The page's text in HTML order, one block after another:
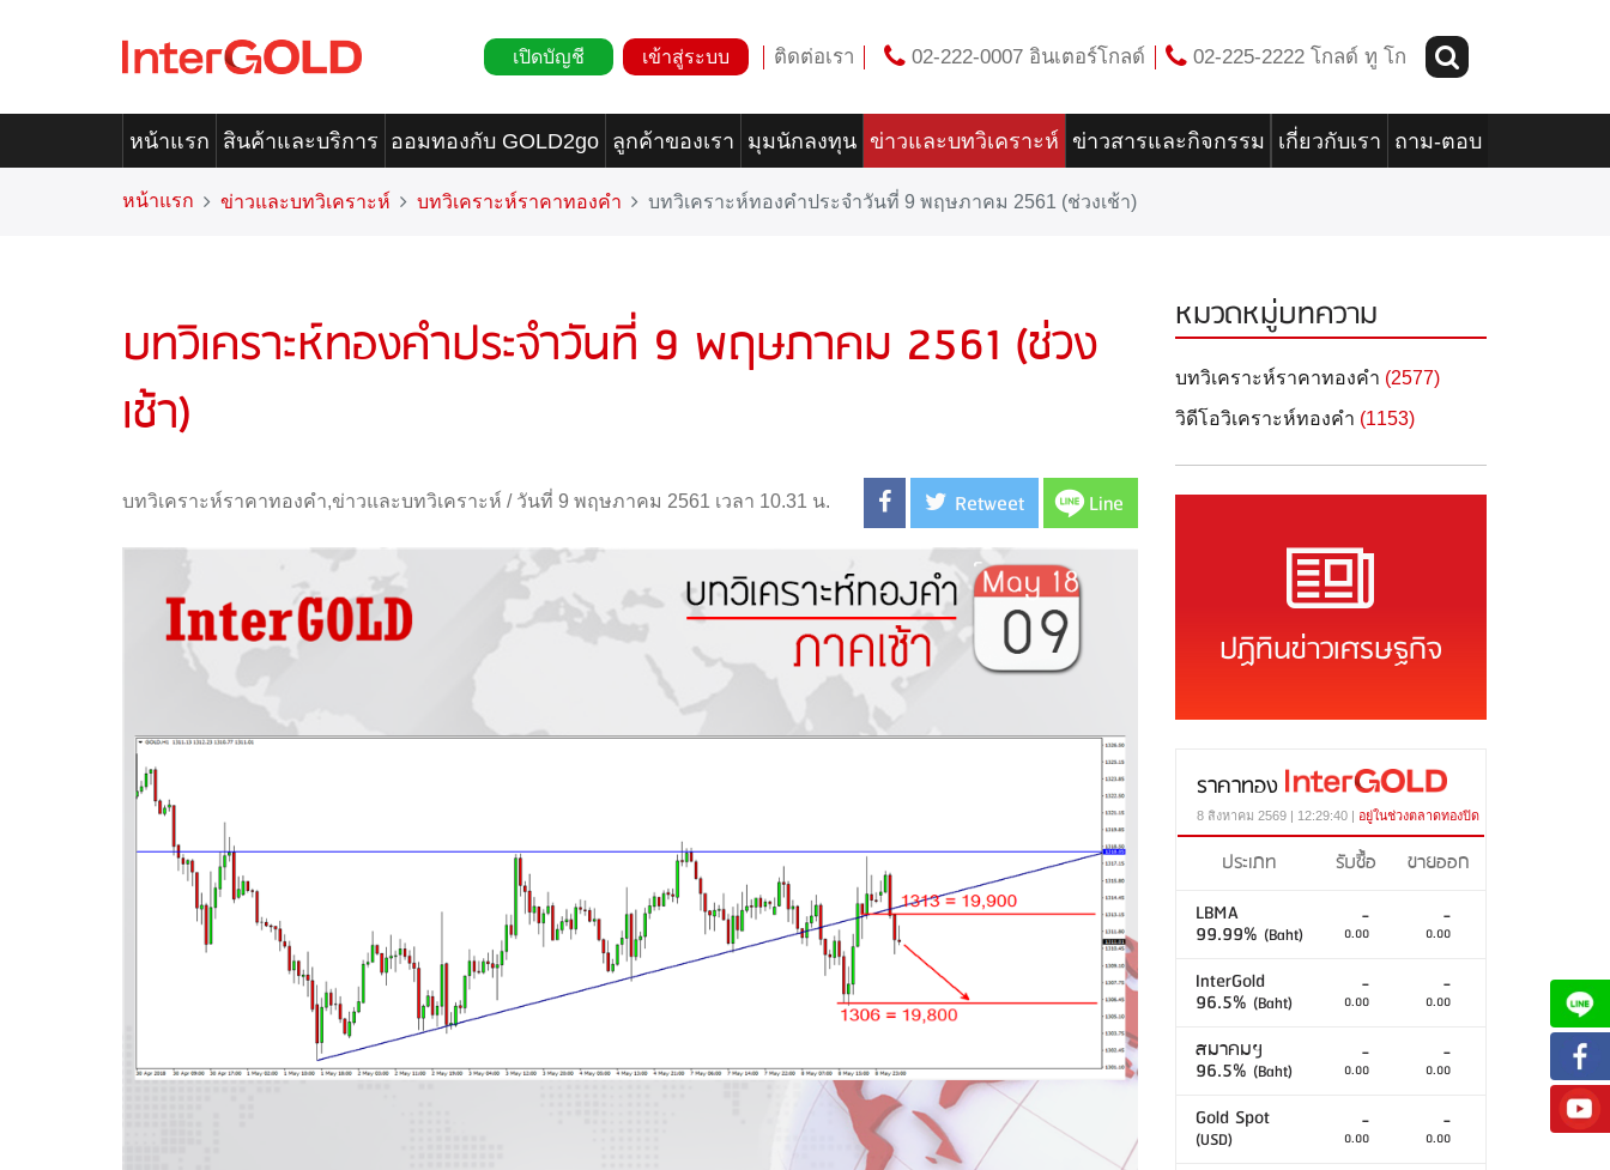
เปิดบัญชี เข้าสู่ระบบ ติดต่อเรา 02-222-0007 อินเตอร์โกลด์ 02-225-2222 โกลด์ ทู โก
หน้าแรก สินค้าและบริการ ออมทองกับ GOLD2go ลูกค้าของเรา มุมนักลงทุน ข่าวและบทวิเคราะห์ ข่าวสารและกิจกรรม เกี่ยวกับเรา ถาม-ตอบ
หน้าแรก ข่าวและบทวิเคราะห์ บทวิเคราะห์ราคาทองคำ บทวิเคราะห์ทองคำประจำวันที่ 9 พฤษภาคม 2561 (ช่วงเช้า)
บทวิเคราะห์ทองคำประจำวันที่ 9 พฤษภาคม 2561 (ช่วง
เช้า)
บทวิเคราะห์ราคาทองคำ,ข่าวและบทวิเคราะห์ / วันที่ 9 พฤษภาคม 2561 เวลา 10.31 น. Retweet Line
หมวดหมู่บทความ
บทวิเคราะห์ราคาทองคำ (2577)
วิดีโอวิเคราะห์ทองคำ (1153)
ปฏิทินข่าวเศรษฐกิจ
ราคาทอง
8 สิงหาคม 2569 | 12:29:40 | อยู่ในช่วงตลาดทองปิด
ประเภท รับซื้อ
ขายออก
LBMA
99.99% (Baht)
-
0.00
-
0.00
InterGold
96.5% (Baht)
-
0.00
-
0.00
สมาคมฯ
96.5% (Baht)
-
0.00
-
0.00
Gold Spot
(USD)
-
0.00
-
0.00